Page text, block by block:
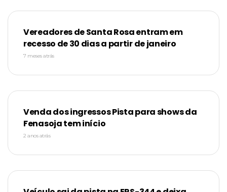
Vereadores de Santa Rosa entram em
recesso de 30 dias a partir de janeiro
7 meses atrás
Venda dos ingressos Pista para shows da
Fenasoja tem início
2 anos atrás